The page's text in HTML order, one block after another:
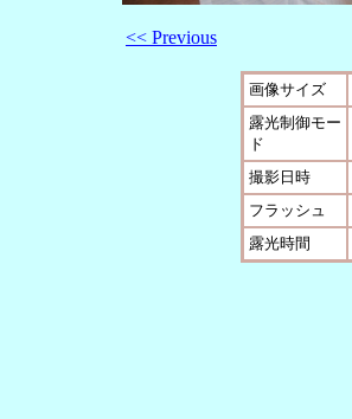
<< Previous
画像サイズ
露光制御モー
ド
撮影日時
フラッシュ
露光時間